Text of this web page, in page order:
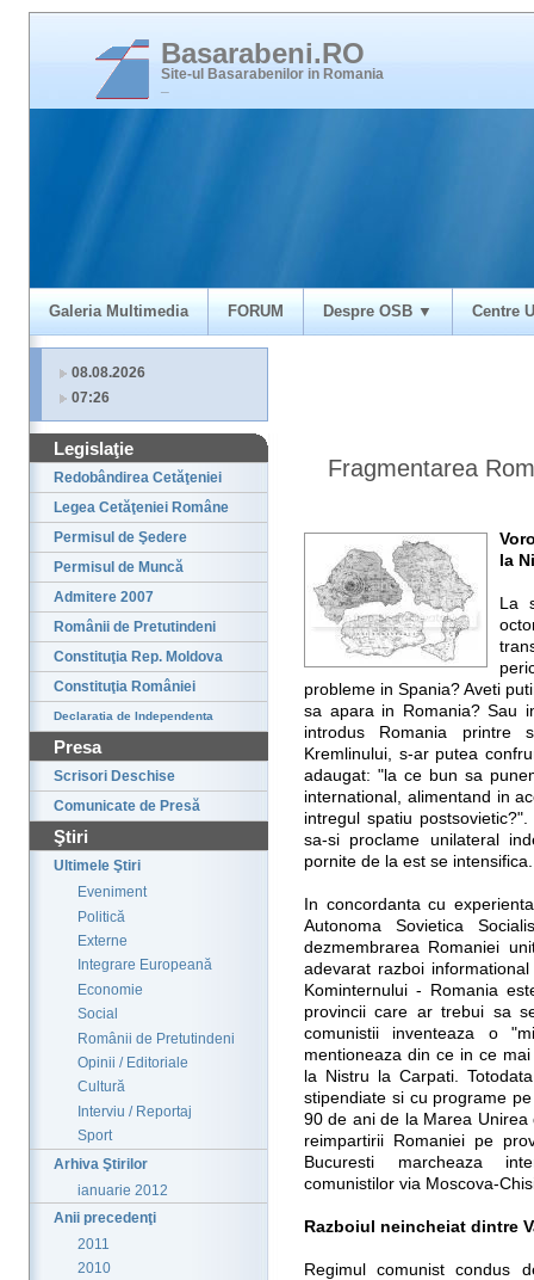
Basarabeni.RO
Site-ul Basarabenilor in Romania
Galeria Multimedia FORUM Despre OSB ▼ Centre
08.08.2026
07:26
Legislaţie
Redobândirea Cetăţeniei
Legea Cetăţeniei Române
Permisul de Şedere
Permisul de Muncă
Admitere 2007
Românii de Pretutindeni
Constituţia Rep. Moldova
Constituţia României
Declaratia de Independenta
Presa
Scrisori Deschise
Comunicate de Presă
Ştiri
Ultimele Ştiri
Eveniment
Politică
Externe
Integrare Europeană
Economie
Social
Românii de Pretutindeni
Opinii / Editoriale
Cultură
Interviu / Reportaj
Sport
Arhiva Ştirilor
ianuarie 2012
Anii precedenţi
2011
2010
Fragmentarea
la
La
probleme in Spania? Aveti
sa apara in Romania? Sau
introdus Romania
Kremlinului, s-ar putea
adaugat: "la ce bun sa
international, alimentand in
intregul spatiu
sa-si proclame unilateral
pornite de la est se intensifica.
In concordanta cu
Autonoma Sovietica
dezmembrarea Romaniei
adevarat razboi
Kominternului - Romania
provincii care ar trebui sa
comunistii inventeaza o
mentioneaza din ce in ce
la Nistru la Carpati.
stipendiate si cu programe
90 de ani de la Marea
reimpartirii Romaniei pe
Bucuresti marcheaza
comunistilor via Moscova-
Razboiul neincheiat dintre
Regimul comunist condus